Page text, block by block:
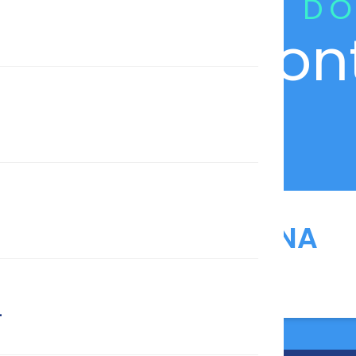
CURADORIA
ANFARMAG NA